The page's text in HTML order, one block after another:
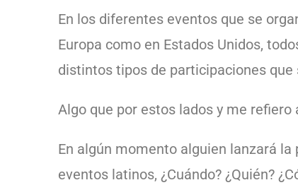
En los diferentes eventos que se
Europa como en Estados Unidos,
distintos tipos de participaciones que
Algo que por estos lados y me
En algún momento alguien lanzará
eventos latinos, ¿Cuándo? ¿Quién?